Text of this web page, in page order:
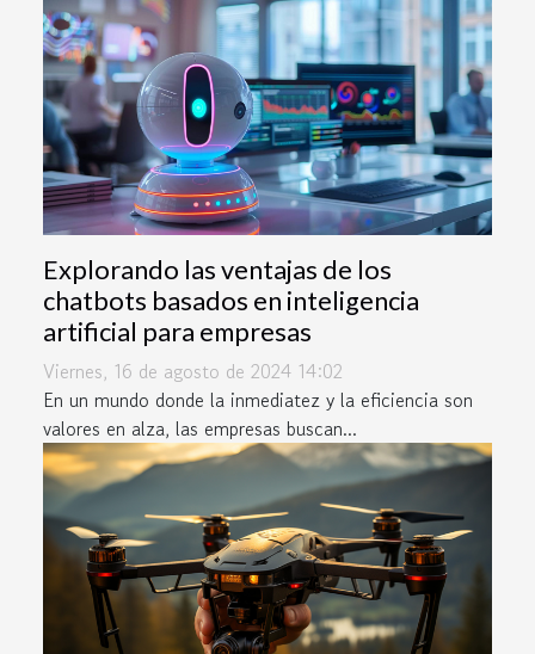
Explorando las ventajas de los
chatbots basados en inteligencia
artificial para empresas
Viernes, 16 de agosto de 2024 14:02
En un mundo donde la inmediatez y la eficiencia son
valores en alza, las empresas buscan...